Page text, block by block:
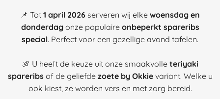
📌 Tot 1 april 2026 serveren wij elke woensdag en
donderdag onze populaire onbeperkt spareribs
special. Perfect voor een gezellige avond tafelen.
🍖 U heeft de keuze uit onze smaakvolle teriyaki
spareribs of de geliefde zoete by Okkie variant. Welke u
ook kiest, ze worden vers en met zorg bereid.